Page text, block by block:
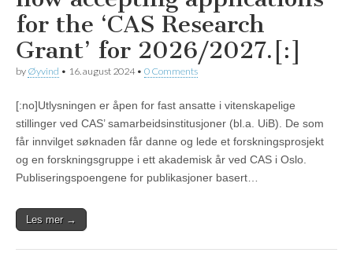
for the ‘CAS Research
Grant’ for 2026/2027.[:]
by Øyvind • 16. august 2024• 0 Comments
[:no]Utlysningen er åpen for fast ansatte i vitenskapelige
stillinger ved CAS’ samarbeidsinstitusjoner (bl.a. UiB). De som
får innvilget søknaden får danne og lede et forskningsprosjekt
og en forskningsgruppe i ett akademisk år ved CAS i Oslo.
Publiseringspoengene for publikasjoner basert…
Les mer →